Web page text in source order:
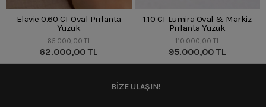
Elavie 0.60 CT Oval Pırlanta
Yüzük
65.000,00 TL
62.000,00 TL
1.10 CT Lumira Oval & Markiz
Pırlanta Yüzük
110.000,00 TL
95.000,00 TL
BİZE ULAŞIN!